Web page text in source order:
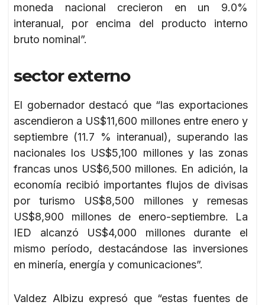
moneda nacional crecieron en un 9.0%
interanual, por encima del producto interno
bruto nominal”.
sector externo
El gobernador destacó que “las exportaciones
ascendieron a US$11,600 millones entre enero y
septiembre (11.7 % interanual), superando las
nacionales los US$5,100 millones y las zonas
francas unos US$6,500 millones. En adición, la
economía recibió importantes flujos de divisas
por turismo US$8,500 millones y remesas
US$8,900 millones de enero-septiembre. La
IED alcanzó US$4,000 millones durante el
mismo período, destacándose las inversiones
en minería, energía y comunicaciones”.
Valdez Albizu expresó que “estas fuentes de